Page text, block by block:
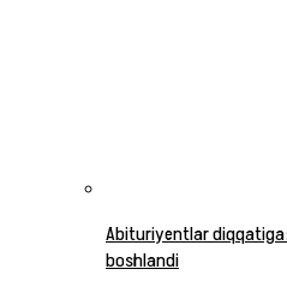
Abituriyentlar
boshlandi